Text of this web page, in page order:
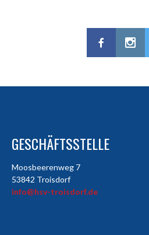
GESCHÄFTSSTELLE
Moosbeerenweg 7
53842 Troisdorf
info@hsv-troisdorf.de